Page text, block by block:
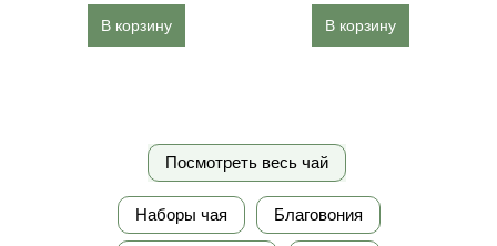
В корзину В корзину
Посмотреть весь чай
Наборы чая Благовония